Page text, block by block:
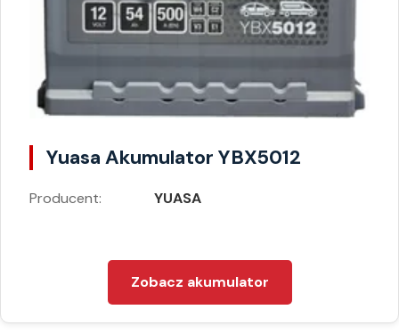
Yuasa Akumulator YBX5012
Producent: YUASA
Zobacz akumulator